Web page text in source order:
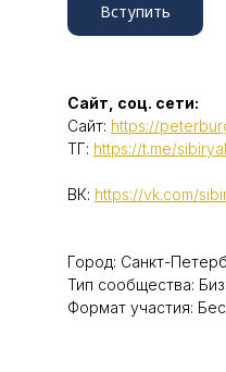
Вступить
Сайт, соц. сети:
Сайт: https://
ТГ: https://t.me/
ВК: https://vk.com/
Город: Санкт-
Тип сообщества:
Формат участия: